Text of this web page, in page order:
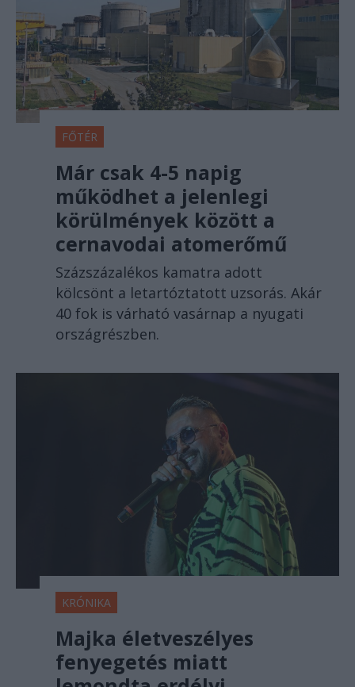
FŐTÉR
Már csak 4-5 napig
működhet a jelenlegi
körülmények között a
cernavodai atomerőmű
Százszázalékos kamatra adott
kölcsönt a letartóztatott uzsorás. Akár
40 fok is várható vasárnap a nyugati
országrészben.
KRÓNIKA
Majka életveszélyes
fenyegetés miatt